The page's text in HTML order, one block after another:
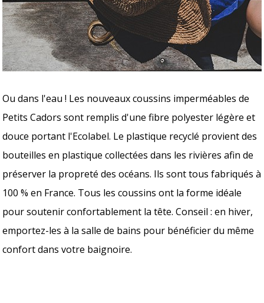
Ou dans l'eau ! Les nouveaux coussins imperméables de
Petits Cadors sont remplis d'une fibre polyester légère et
douce portant l'Ecolabel. Le plastique recyclé provient des
bouteilles en plastique collectées dans les rivières afin de
préserver la propreté des océans. Ils sont tous fabriqués à
100 % en France. Tous les coussins ont la forme idéale
pour soutenir confortablement la tête. Conseil : en hiver,
emportez-les à la salle de bains pour bénéficier du même
confort dans votre baignoire.